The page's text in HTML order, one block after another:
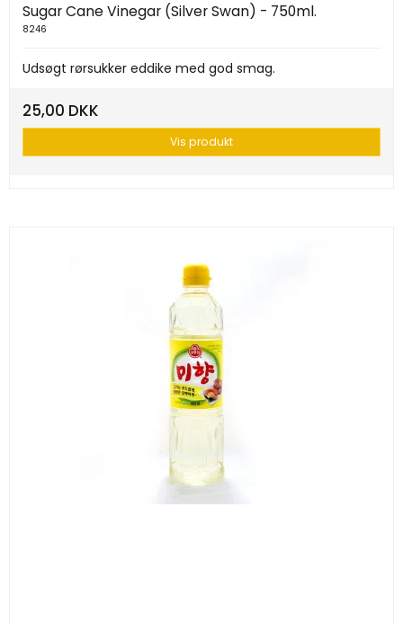
Sugar Cane Vinegar (Silver Swan) - 750ml.
8246
Udsøgt rørsukker eddike med god smag.
25,00 DKK
Vis produkt